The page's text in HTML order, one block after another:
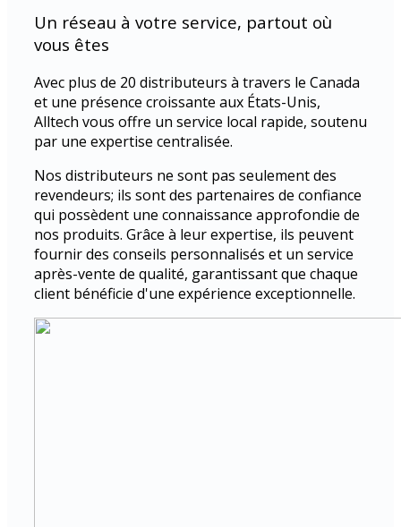
Un réseau à votre service, partout où
vous êtes
Avec plus de 20 distributeurs à travers le Canada
et une présence croissante aux États-Unis,
Alltech vous offre un service local rapide, soutenu
par une expertise centralisée.
Nos distributeurs ne sont pas seulement des
revendeurs; ils sont des partenaires de confiance
qui possèdent une connaissance approfondie de
nos produits. Grâce à leur expertise, ils peuvent
fournir des conseils personnalisés et un service
après-vente de qualité, garantissant que chaque
client bénéficie d'une expérience exceptionnelle.